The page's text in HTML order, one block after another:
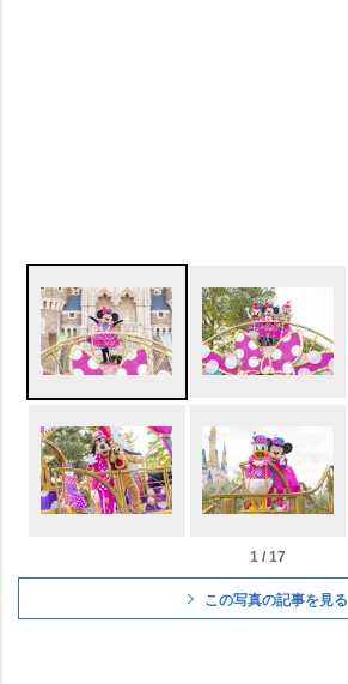
1 / 17
この写真の記事を見る